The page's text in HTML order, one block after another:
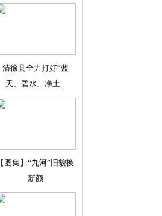
清徐县全力打好“蓝
天、碧水、净土...
【图集】“九河”旧貌换
新颜